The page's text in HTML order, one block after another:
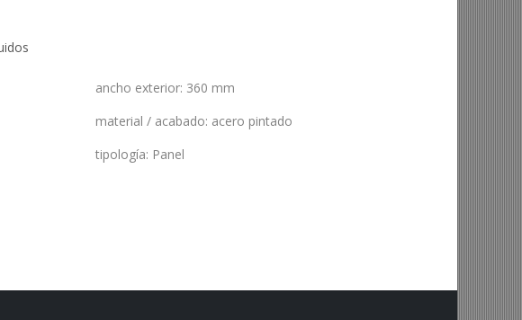
ancho exterior: 360 mm
material / acabado: acero pintado
tipología: Panel